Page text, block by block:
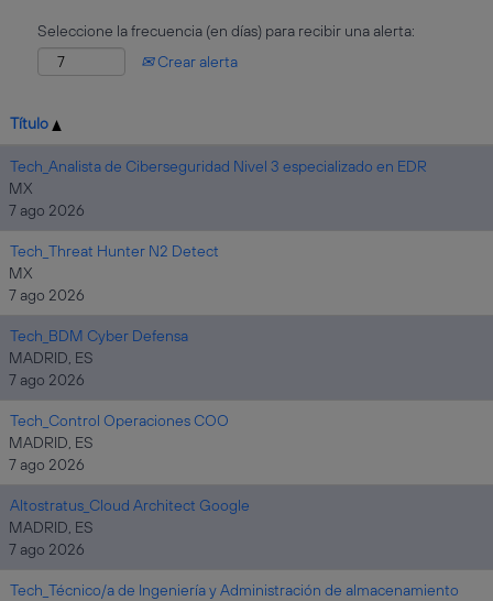
Seleccione la frecuencia (en días) para recibir una alerta:
Crear alerta
Título
Tech_Analista de Ciberseguridad Nivel 3 especializado en EDR
MX
7 ago 2026
Tech_Threat Hunter N2 Detect
MX
7 ago 2026
Tech_BDM Cyber Defensa
MADRID, ES
7 ago 2026
Tech_Control Operaciones COO
MADRID, ES
7 ago 2026
Altostratus_Cloud Architect Google
MADRID, ES
7 ago 2026
Tech_Técnico/a de Ingeniería y Administración de almacenamiento